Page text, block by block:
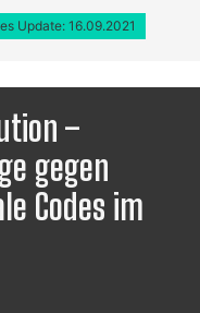
Update: 16.09.2021
–
gegen
Codes im